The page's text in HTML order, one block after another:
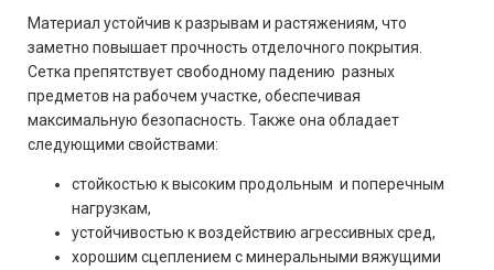
Материал устойчив к разрывам и растяжениям, что
заметно повышает прочность отделочного покрытия.
Сетка препятствует свободному падению разных
предметов на рабочем участке, обеспечивая
максимальную безопасность. Также она обладает
следующими свойствами:
стойкостью к высоким продольным и поперечным
нагрузкам,
устойчивостью к воздействию агрессивных сред,
хорошим сцеплением с минеральными вяжущими